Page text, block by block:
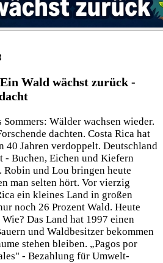
Wald wächst zurück -
Wälder wachsen wieder.
dachten. Costa Rica hat
40 Jahren verdoppelt. Deutschland
- Buchen, Eichen und Kiefern
Robin und Lou bringen heute
man selten hört. Vor vierzig
ein kleines Land in großen
noch 26 Prozent Wald. Heute
Das Land hat 1997 einen
und Waldbesitzer bekommen
stehen bleiben. „Pagos por
- Bezahlung für Umwelt-